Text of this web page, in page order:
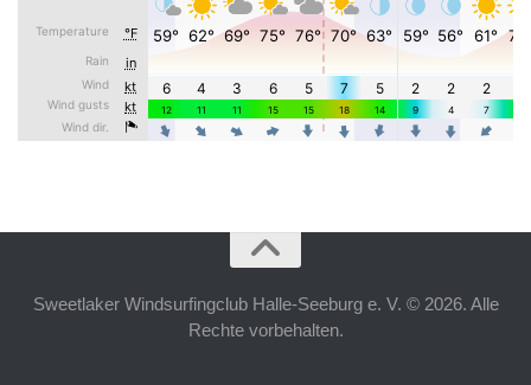
Sweetlaker Windsurfingclub Halle-Seeburg e. V. © 2026. Alle
Rechte vorbehalten.